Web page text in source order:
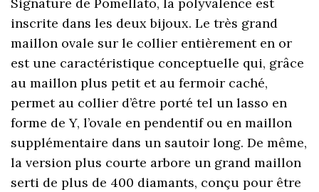
Signature de Pomellato, la polyvalence est
inscrite dans les deux bijoux. Le très grand
maillon ovale sur le collier entièrement en or
est une caractéristique conceptuelle qui, grâce
au maillon plus petit et au fermoir caché,
permet au collier d’être porté tel un lasso en
forme de Y, l’ovale en pendentif ou en maillon
supplémentaire dans un sautoir long. De même,
la version plus courte arbore un grand maillon
serti de plus de 400 diamants, conçu pour être